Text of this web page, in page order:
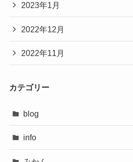
2023年1月
2022年12月
2022年11月
カテゴリー
blog
info